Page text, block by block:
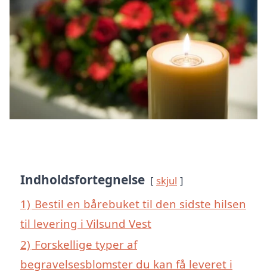
Indholdsfortegnelse skjul
1) Bestil en bårebuket til den sidste hilsen
til levering i Vilsund Vest
2) Forskellige typer af
begravelsesblomster du kan få leveret i